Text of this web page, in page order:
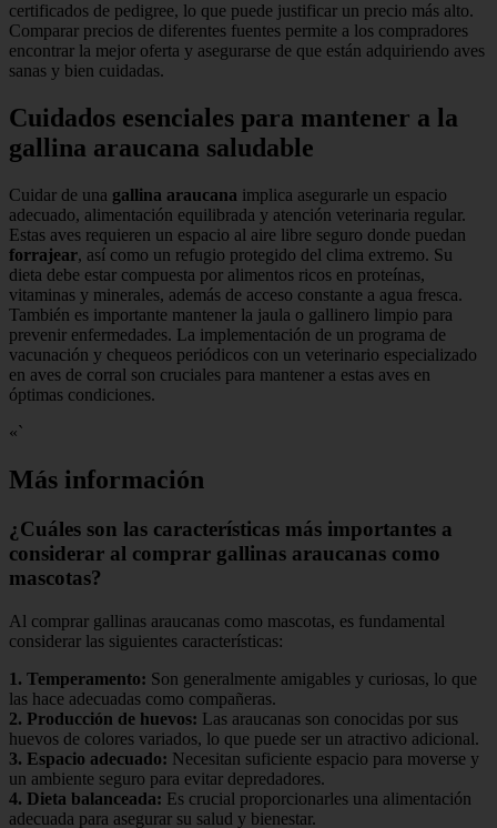
certificados de pedigree, lo que puede justificar un precio más alto.
Comparar precios de diferentes fuentes permite a los compradores
encontrar la mejor oferta y asegurarse de que están adquiriendo aves
sanas y bien cuidadas.
Cuidados esenciales para mantener a la
gallina araucana saludable
Cuidar de una gallina araucana implica asegurarle un espacio
adecuado, alimentación equilibrada y atención veterinaria regular.
Estas aves requieren un espacio al aire libre seguro donde puedan
forrajear, así como un refugio protegido del clima extremo. Su
dieta debe estar compuesta por alimentos ricos en proteínas,
vitaminas y minerales, además de acceso constante a agua fresca.
También es importante mantener la jaula o gallinero limpio para
prevenir enfermedades. La implementación de un programa de
vacunación y chequeos periódicos con un veterinario especializado
en aves de corral son cruciales para mantener a estas aves en
óptimas condiciones.
«`
Más información
¿Cuáles son las características más importantes a
considerar al comprar gallinas araucanas como
mascotas?
Al comprar gallinas araucanas como mascotas, es fundamental
considerar las siguientes características:
1. Temperamento: Son generalmente amigables y curiosas, lo que
las hace adecuadas como compañeras.
2. Producción de huevos: Las araucanas son conocidas por sus
huevos de colores variados, lo que puede ser un atractivo adicional.
3. Espacio adecuado: Necesitan suficiente espacio para moverse y
un ambiente seguro para evitar depredadores.
4. Dieta balanceada: Es crucial proporcionarles una alimentación
adecuada para asegurar su salud y bienestar.